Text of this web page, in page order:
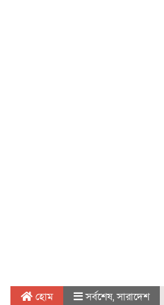
হোম সর্বশেষ,সারাদেশ